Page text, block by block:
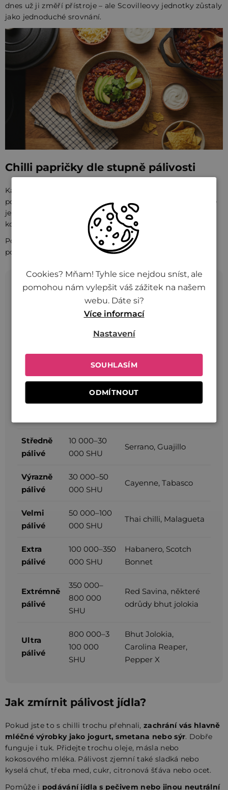
dnes už ji změří přístroje – ale Scovilleovy jednotky zůstaly
jako jednoduché srovnání.
Chilli papričky dle stupně pálivosti
Každý druh chilli má jinou sílu – od lehkého štípnutí po
pořádnou ohnivou jízdu. V přehledné tabulce níže najdete
jednotlivé stupně pálivosti podle Scovilleovy stupnice i
konkrétní papričky, které k nim patří.
Pozor: Hodnoty jsou orientační, liší se podle odrůdy a
podmínek pěstování.
Stupeň Rozsah SHU
Paprika, sladké
papriky
Velmi
pálivé
100–2 500
SHU
Pepperoncini,
pimento
Jemně
2 500–8 000
Středně
pálivé
10 000–30
000 SHU
Serrano, Guajillo
Výrazně
pálivé
30 000–50
000 SHU
Cayenne, Tabasco
Velmi
pálivé
50 000–100
000 SHU
Thai chilli, Malagueta
Extra
pálivé
100 000–350
000 SHU
Habanero, Scotch
Bonnet
Extrémně
pálivé
350 000–
800 000
SHU
Red Savina, některé
odrůdy bhut jolokia
Ultra
pálivé
800 000–3
100 000
SHU
Bhut Jolokia,
Carolina Reaper,
Pepper X
Jak zmírnit pálivost jídla?
Pokud jste to s chilli trochu přehnali, zachrání vás hlavně
mléčné výrobky jako jogurt, smetana nebo sýr. Dobře
funguje i tuk. Přidejte trochu oleje, másla nebo
kokosového mléka. Pálivost zjemní také sladká nebo
kyselá chuť, třeba med, cukr, citronová šťáva nebo ocet.
Pomůže i podávání jídla s pečivem nebo jinou neutrální
Cookies? Mňam! Tyhle sice nejdou sníst, ale
pomohou nám vylepšit váš zážitek na našem
webu. Dáte si?
Více informací
SOUHLASÍM
ODMÍTNOUT
Nastavení